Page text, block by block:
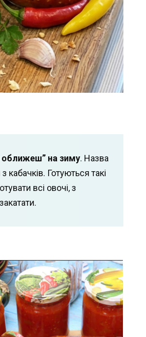
оближеш” на зиму. Назва
кабачків. Готуються такі
всі овочі, з